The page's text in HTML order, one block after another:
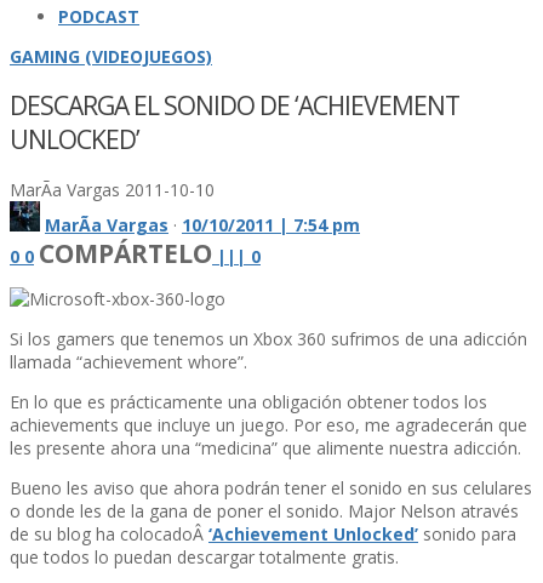
PODCAST
GAMING (VIDEOJUEGOS)
DESCARGA EL SONIDO DE ‘ACHIEVEMENT
UNLOCKED’
MarÃ­a Vargas 2011-10-10
MarÃ­a Vargas · 10/10/2011 | 7:54 pm
0 0 COMPÁRTELO | | | 0
Si los gamers que tenemos un Xbox 360 sufrimos de una adicción
llamada “achievement whore”.
En lo que es prácticamente una obligación obtener todos los
achievements que incluye un juego. Por eso, me agradecerán que
les presente ahora una “medicina” que alimente nuestra adicción.
Bueno les aviso que ahora podrán tener el sonido en sus celulares
o donde les de la gana de poner el sonido. Major Nelson através
de su blog ha colocadoÂ ‘Achievement Unlocked’ sonido para
que todos lo puedan descargar totalmente gratis.